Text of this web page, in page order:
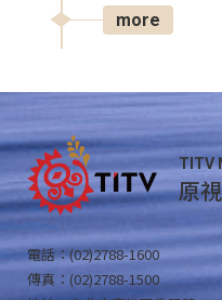
more
TITV
原
電話：(02)2788-1600
傳真：(02)2788-1500